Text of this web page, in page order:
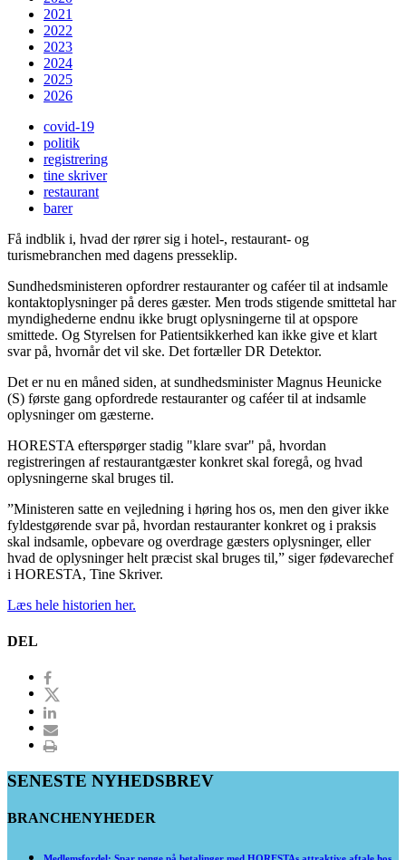
2021
2022
2023
2024
2025
2026
covid-19
politik
registrering
tine skriver
restaurant
barer
Få indblik i, hvad der rører sig i hotel-, restaurant- og
turismebranchen med dagens presseklip.
Sundhedsministeren opfordrer restauranter og caféer til at indsamle
kontaktoplysninger på deres gæster. Men trods stigende smittetal har
myndighederne endnu ikke brugt oplysningerne til at opspore
smittede. Og Styrelsen for Patientsikkerhed kan ikke give et klart
svar på, hvornår det vil ske. Det fortæller DR Detektor.
Det er nu en måned siden, at sundhedsminister Magnus Heunicke
(S) første gang opfordrede restauranter og caféer til at indsamle
oplysninger om gæsterne.
HORESTA efterspørger stadig "klare svar" på, hvordan
registreringen af restaurantgæster konkret skal foregå, og hvad
oplysningerne skal bruges til.
”Ministeren satte en vejledning i høring hos os, men den giver ikke
fyldestgørende svar på, hvordan restauranter konkret og i praksis
skal indsamle, opbevare og overdrage gæsters oplysninger, eller
hvad de oplysninger helt præcist skal bruges til,” siger fødevarechef
i HORESTA, Tine Skriver.
Læs hele historien her.
DEL
SENESTE NYHEDSBREV
BRANCHENYHEDER